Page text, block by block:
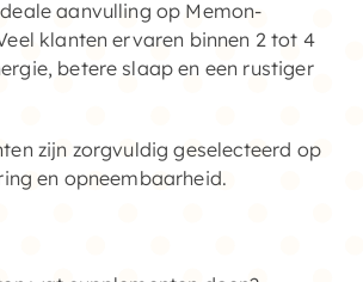
detox
aanvulling op Memon-
klanten ervaren binnen 2 tot 4
betere slaap en een rustiger
zijn zorgvuldig geselecteerd op
en opneembaarheid.